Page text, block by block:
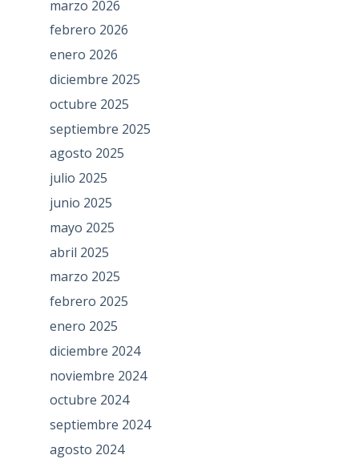
marzo 2026
febrero 2026
enero 2026
diciembre 2025
octubre 2025
septiembre 2025
agosto 2025
julio 2025
junio 2025
mayo 2025
abril 2025
marzo 2025
febrero 2025
enero 2025
diciembre 2024
noviembre 2024
octubre 2024
septiembre 2024
agosto 2024